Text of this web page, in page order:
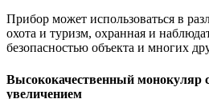
Прибор может использоваться в
охота и туризм, охранная и
безопасностью объекта и многих
Высококачественный монокуляр
увеличением